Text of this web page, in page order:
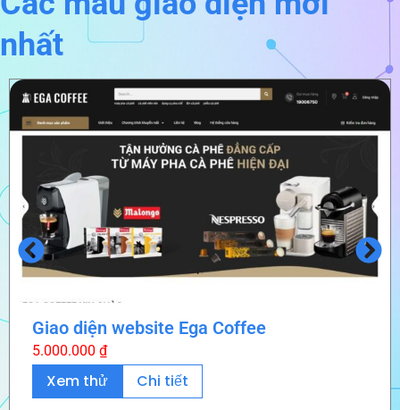
nhất
Giao diện website Ega Coffee
5.000.000 ₫
Xem thử Chi tiết